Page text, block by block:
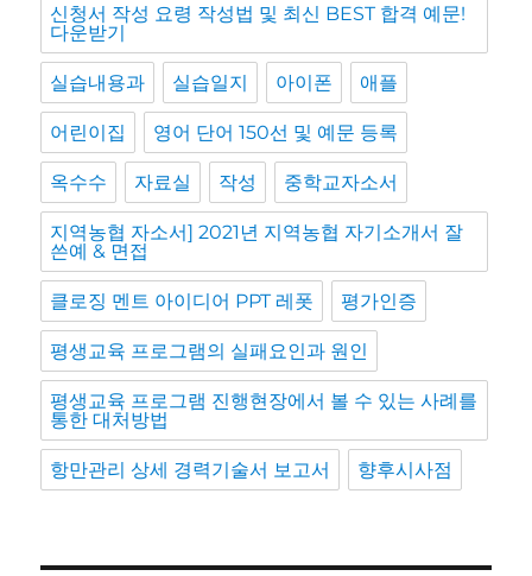
신청서 작성 요령 작성법 및 최신 BEST 합격 예문!
다운받기
실습내용과 실습일지 아이폰 애플
어린이집 영어 단어 150선 및 예문 등록
옥수수 자료실 작성 중학교자소서
지역농협 자소서] 2021년 지역농협 자기소개서 잘
쓴예 & 면접
클로징 멘트 아이디어 PPT 레폿 평가인증
평생교육 프로그램의 실패요인과 원인
평생교육 프로그램 진행현장에서 볼 수 있는 사례를
통한 대처방법
항만관리 상세 경력기술서 보고서 향후시사점